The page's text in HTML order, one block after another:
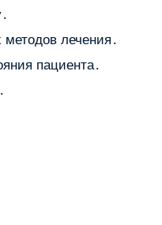
лечения․
пациента․